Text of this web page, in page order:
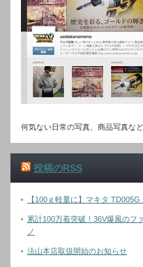
何気ない日常の写真、商品写真など
投稿のRSS
【100ｇ軽量に】マキタ
累計100万着突破！36V爆風のフ
ノ
法山本店取扱開始のお知らせ